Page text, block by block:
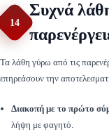
14
Συχνά
Τα λάθη γύρω από τις
επηρεάσουν την
Διακοπή με το πρώτο
λήψη με φαγητό.